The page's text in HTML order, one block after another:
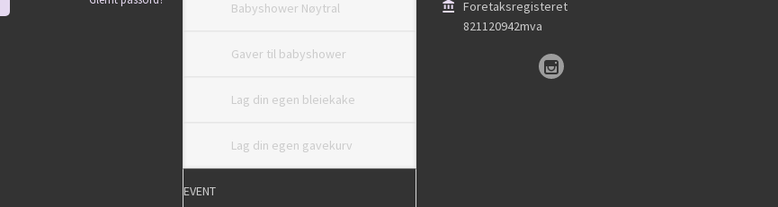
Babyshower Nøytral
Gaver til babyshower
Lag din egen bleiekake
Lag din egen gavekurv
EVENT
Foretaksregisteret
821120942mva